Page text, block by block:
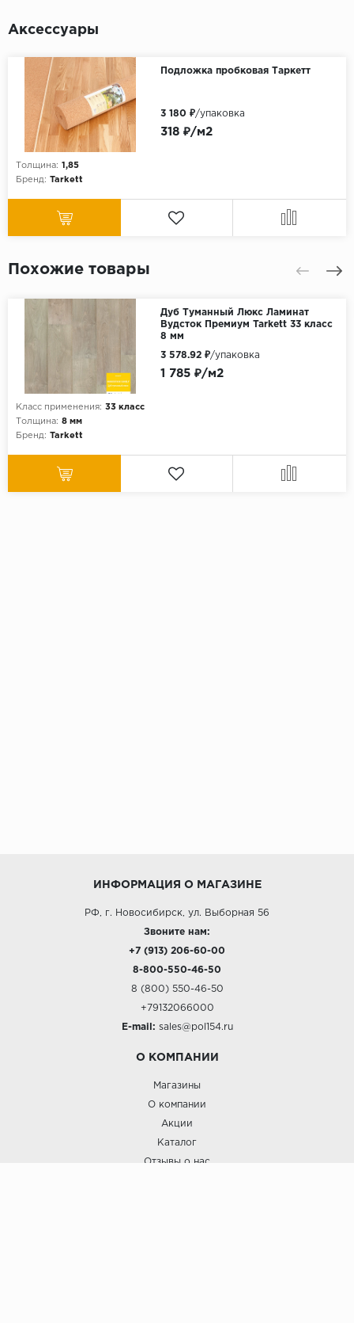
Аксессуары
Подложка пробковая Таркетт
Толщина: 1,85
Бренд: Tarkett
318 ₽/м2
3 180 ₽/упаковка
Похожие товары
Дуб Туманный Люкс Ламинат
Вудсток Премиум Tarkett 33 класс
8 мм
Класс применения: 33 класс
Толщина: 8 мм
Бренд: Tarkett
1 785 ₽/м2
3 578.92 ₽/упаковка
ИНФОРМАЦИЯ О МАГАЗИНЕ
РФ, г. Новосибирск, ул. Выборная 56
Звоните нам:
+7 (913) 206-60-00
8-800-550-46-50
8 (800) 550-46-50
+79132066000
E-mail: sales@pol154.ru
О КОМПАНИИ
Магазины
О компании
Акции
Каталог
Отзывы о нас